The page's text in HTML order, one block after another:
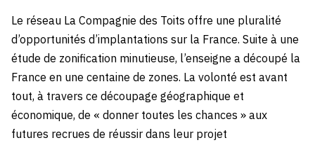
Le réseau La Compagnie des Toits offre une pluralité
d’opportunités d’implantations sur la France. Suite à une
étude de zonification minutieuse, l’enseigne a découpé la
France en une centaine de zones. La volonté est avant
tout, à travers ce découpage géographique et
économique, de « donner toutes les chances » aux
futures recrues de réussir dans leur projet